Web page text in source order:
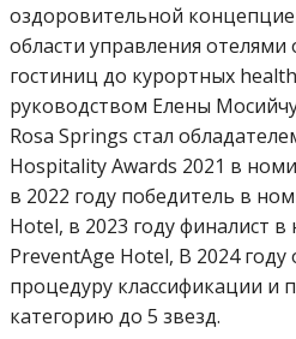
оздоровительной
области управления отелями
гостиниц до курортных
руководством Елены
Rosa Springs стал
Hospitality Awards 2021 в
в 2022 году победитель в
Hotel, в 2023 году финалист
PreventAge Hotel, В 2024
процедуру классификации и
категорию до 5 звезд.